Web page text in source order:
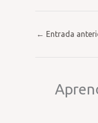
← Entrada